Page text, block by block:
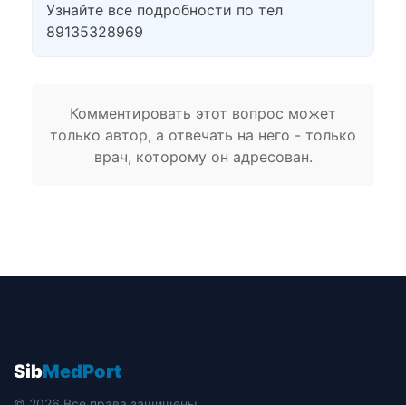
Узнайте все подробности по тел
89135328969
Комментировать этот вопрос может
только автор, а отвечать на него - только
врач, которому он адресован.
SibMedPort